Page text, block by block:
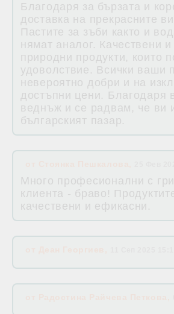
Благодаря за бързата и
доставка на прекрасните
Пастите за зъби както и
нямат аналог. Качествени и
природни продукти, които
удоволствие. Всички ваши
невероятно добри и на
достъпни цени. Благодаря
веднъж и се радвам, че ви
българският пазар.
Много професионални с
клиента - браво!
качествени и ефикасни.